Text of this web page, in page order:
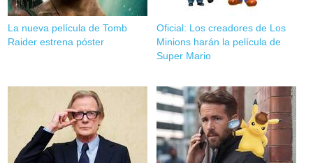
La nueva película de Tomb
Raider estrena póster
Oficial: Los creadores de Los
Minions harán la película de
Super Mario